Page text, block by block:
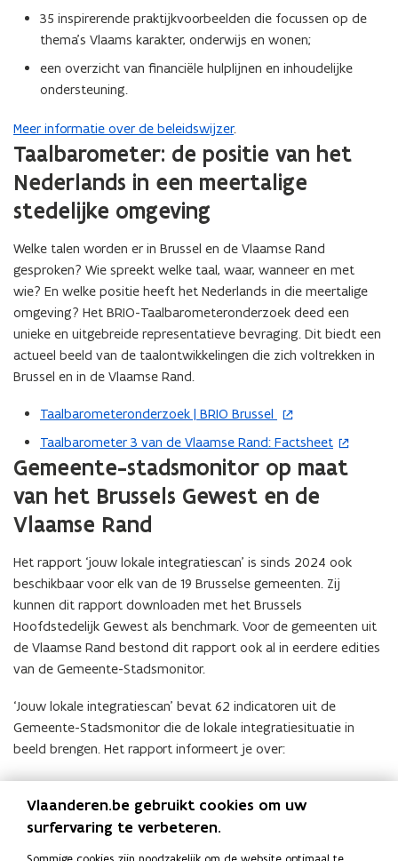
t
e
)
35 inspirerende praktijkvoorbeelden die focussen op de
thema’s Vlaams karakter, onderwijs en wonen;
een overzicht van financiële hulplijnen en inhoudelijke
ondersteuning.
Meer informatie over de beleidswijzer.
Taalbarometer: de positie van het
Nederlands in een meertalige
stedelijke omgeving
Welke talen worden er in Brussel en de Vlaamse Rand
gesproken? Wie spreekt welke taal, waar, wanneer en met
wie? En welke positie heeft het Nederlands in die meertalige
omgeving? Het BRIO-Taalbarometeronderzoek deed een
unieke en uitgebreide representatieve bevraging. Dit biedt een
actueel beeld van de taalontwikkelingen die zich voltrekken in
Brussel en in de Vlaamse Rand.
Taalbarometeronderzoek | BRIO Brussel
(
o
e
n
t
n
n
i
e
u
w
e
n
s
t
e
Taalbarometer 3 van de Vlaamse Rand: Factsheet
(
o
e
n
n
n
i
e
u
e
s
t
e
Gemeente-stadsmonitor op maat
van het Brussels Gewest en de
Vlaamse Rand
Het rapport ‘jouw lokale integratiescan’ is sinds 2024 ook
beschikbaar voor elk van de 19 Brusselse gemeenten. Zij
kunnen dit rapport downloaden met het Brussels
Hoofdstedelijk Gewest als benchmark. Voor de gemeenten uit
de Vlaamse Rand bestond dit rapport ook al in eerdere edities
van de Gemeente-Stadsmonitor.
‘Jouw lokale integratiescan’ bevat 62 indicatoren uit de
Gemeente-Stadsmonitor die de lokale integratiesituatie in
beeld brengen. Het rapport informeert je over:
de omvang en de samenstelling van de groep
vreemdelingen, personen van buitenlandse herkomst en
nieuwkomers;
de maatschappelijke positie van die groep op het vlak van
Vlaanderen.be gebruikt cookies om uw
surfervaring te verbeteren.